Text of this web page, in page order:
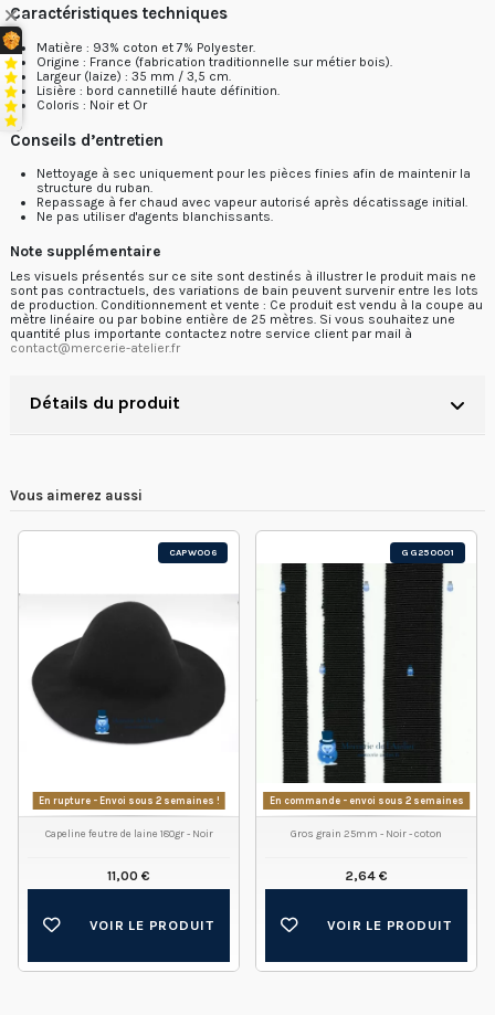
Caractéristiques techniques
Matière : 93% coton et 7% Polyester.
Origine : France (fabrication traditionnelle sur métier bois).
Largeur (laize) : 35 mm / 3,5 cm.
Lisière : bord cannetillé haute définition.
Coloris : Noir et Or
Conseils d’entretien
Nettoyage à sec uniquement pour les pièces finies afin de maintenir la
structure du ruban.
Repassage à fer chaud avec vapeur autorisé après décatissage initial.
Ne pas utiliser d'agents blanchissants.
Note supplémentaire
Les visuels présentés sur ce site sont destinés à illustrer le produit mais ne
sont pas contractuels, des variations de bain peuvent survenir entre les lots
de production. Conditionnement et vente : Ce produit est vendu à la coupe au
mètre linéaire ou par bobine entière de 25 mètres. Si vous souhaitez une
quantité plus importante contactez notre service client par mail à
contact@mercerie-atelier.fr
Détails du produit
Vous aimerez aussi
CAPW006
En rupture - Envoi sous 2 semaines !
Capeline feutre de laine 180gr - Noir
11,00 €
VOIR LE PRODUIT
GG250001
En commande - envoi sous 2 semaines
Gros grain 25mm - Noir - coton
2,64 €
VOIR LE PRODUIT